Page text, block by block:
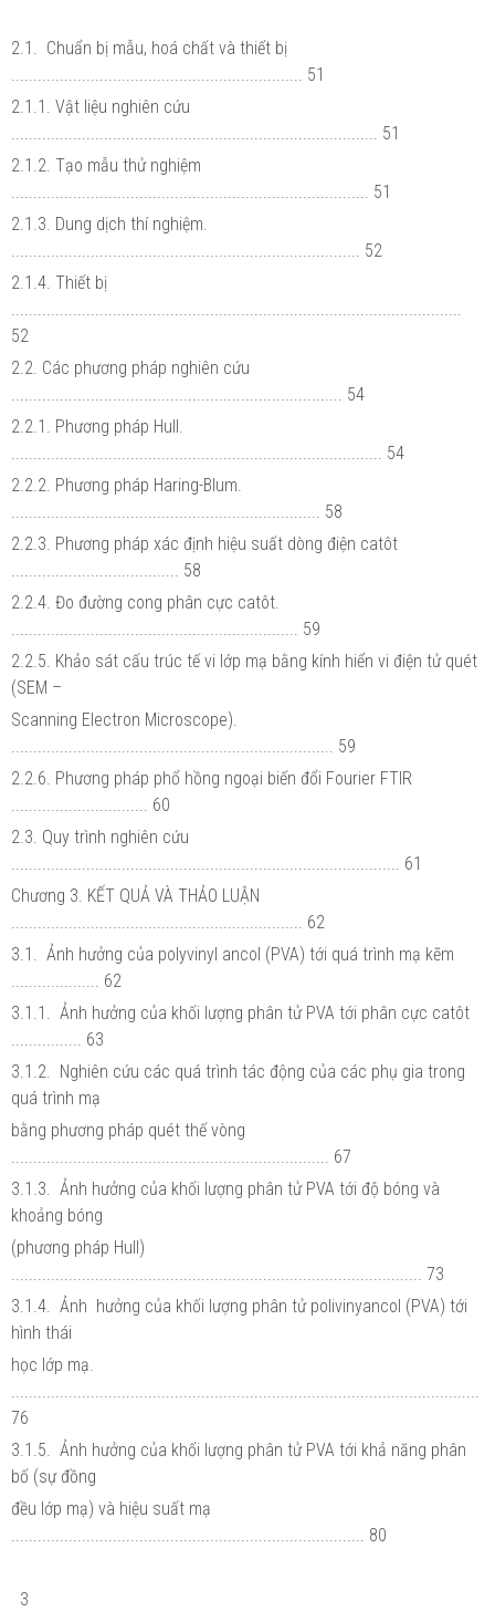
2.1. Chuẩn bị mẫu, hoá chất và thiết bị
.................................................................. 51
2.1.1. Vật liệu nghiên cứu
................................................................................... 51
2.1.2. Tạo mẫu thử nghiệm
................................................................................. 51
2.1.3. Dung dịch thí nghiệm.
............................................................................... 52
2.1.4. Thiết bị
52
2.2. Các phương pháp nghiên cứu
........................................................................... 54
2.2.1. Phương pháp Hull.
.................................................................................... 54
2.2.2. Phương pháp Haring-Blum.
...................................................................... 58
2.2.3. Phương pháp xác định hiệu suất dòng điện catôt
...................................... 58
2.2.4. Đo đường cong phân cực catôt.
................................................................. 59
2.2.5. Khảo sát cấu trúc tế vi lớp mạ bằng kính hiển vi điện tử quét
(SEM –
Scanning Electron Microscope).
......................................................................... 59
2.2.6. Phương pháp phổ hồng ngoại biến đổi Fourier FTIR
............................... 60
2.3. Quy trình nghiên cứu
........................................................................................ 61
Chương 3. KẾT QUẢ VÀ THẢO LUẬN
.................................................................. 62
3.1. Ảnh hưởng của polyvinyl ancol (PVA) tới quá trình mạ kẽm
.................... 62
3.1.1. Ảnh hưởng của khối lượng phân tử PVA tới phân cực catôt
................ 63
3.1.2. Nghiên cứu các quá trình tác động của các phụ gia trong
quá trình mạ
bằng phương pháp quét thế vòng
........................................................................ 67
3.1.3. Ảnh hưởng của khối lượng phân tử PVA tới độ bóng và
khoảng bóng
(phương pháp Hull)
............................................................................................. 73
3.1.4. Ảnh hưởng của khối lượng phân tử polivinyancol (PVA) tới
hình thái
học lớp mạ.
76
3.1.5. Ảnh hưởng của khối lượng phân tử PVA tới khả năng phân
bố (sự đồng
đều lớp mạ) và hiệu suất mạ
................................................................................ 80
3